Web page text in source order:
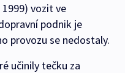
vozit ve
podnik je
provozu se nedostaly.
učinily tečku za